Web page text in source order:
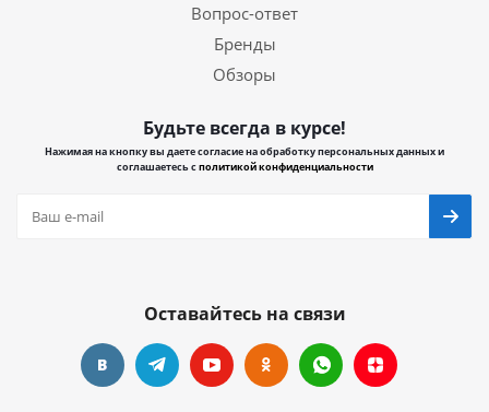
Вопрос-ответ
Бренды
Обзоры
Будьте всегда в курсе!
Нажимая на кнопку вы даете согласие на обработку персональных данных и
соглашаетесь сполитикой конфиденциальности
Оставайтесь на связи